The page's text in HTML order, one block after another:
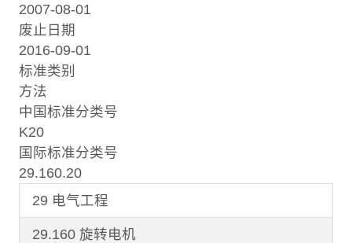
2007-08-01
废止日期
2016-09-01
标准类别
方法
中国标准分类号
K20
国际标准分类号
29.160.20
29 电气工程
29.160 旋转电机